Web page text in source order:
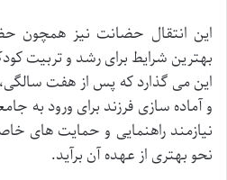
این انتقال حضانت نیز همچون
بهترین شرایط برای رشد و تربیت
این می گذارد که پس از هفت
و آماده سازی فرزند برای ورود به
نیازمند راهنمایی و حمایت های
نحو بهتری از عهده آن برآید.